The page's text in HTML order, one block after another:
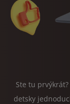
Ste tu
detsky